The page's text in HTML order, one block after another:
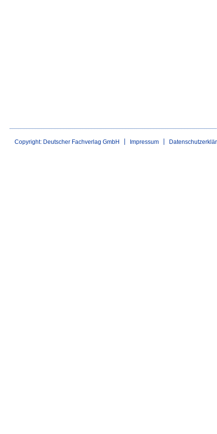
Copyright: Deutscher Fachverlag GmbH Impressum